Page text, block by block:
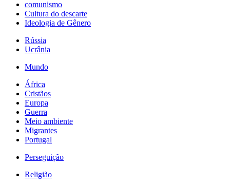
comunismo
Cultura do descarte
Ideologia de Gênero
Rússia
Ucrânia
Mundo
África
Cristãos
Europa
Guerra
Meio ambiente
Migrantes
Portugal
Perseguição
Religião